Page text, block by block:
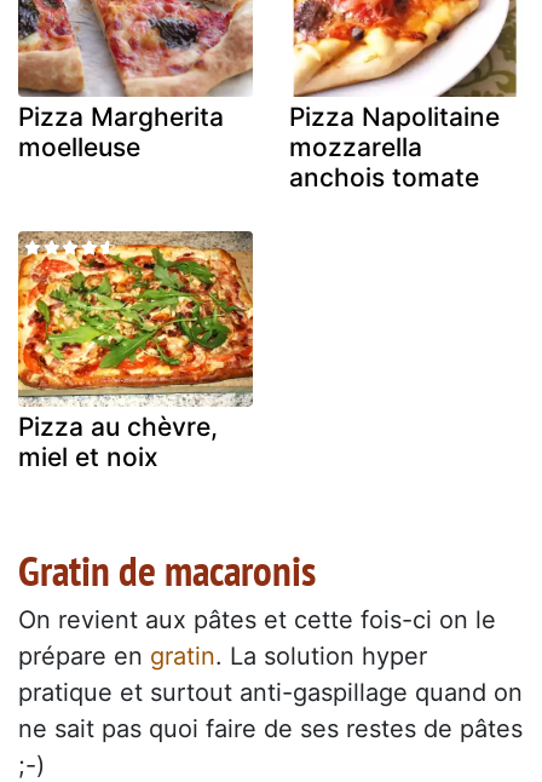
Pizza Margherita
moelleuse
Pizza Napolitaine
mozzarella
anchois tomate
Pizza au chèvre,
miel et noix
Gratin de macaronis
On revient aux pâtes et cette fois-ci on le
prépare en gratin. La solution hyper
pratique et surtout anti-gaspillage quand on
ne sait pas quoi faire de ses restes de pâtes
;-)